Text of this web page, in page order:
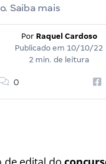
Saiba mais
Por Raquel Cardoso
Publicado em 10/10/22
2 min. de leitura
0